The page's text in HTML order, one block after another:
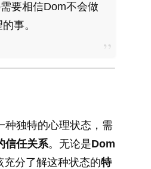
要相信Dom不会做
事。
种独特的心理状态，需
信任关系。无论是Dom
充分了解这种状态的特